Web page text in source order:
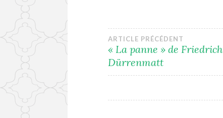
Navigation
de
ARTICLE PRÉCÉDENT
« La panne » de Friedrich
Dürrenmatt